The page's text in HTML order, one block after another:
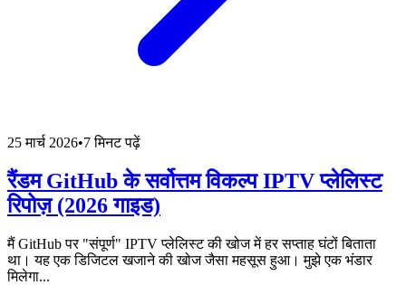
25 मार्च 2026•7 मिनट पढ़ें
रैंडम GitHub के सर्वोत्तम विकल्प IPTV प्लेलिस्ट
रिपोज़ (2026 गाइड)
मैं GitHub पर "संपूर्ण" IPTV प्लेलिस्ट की खोज में हर सप्ताह घंटों बिताता
था। यह एक डिजिटल खजाने की खोज जैसा महसूस हुआ। मुझे एक भंडार
मिलेगा...